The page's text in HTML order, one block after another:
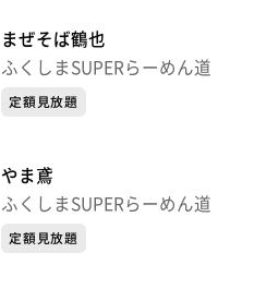
まぜそば鶴也
ふくしまSUPERらーめん道
定額見放題
やま鳶
ふくしまSUPERらーめん道
定額見放題